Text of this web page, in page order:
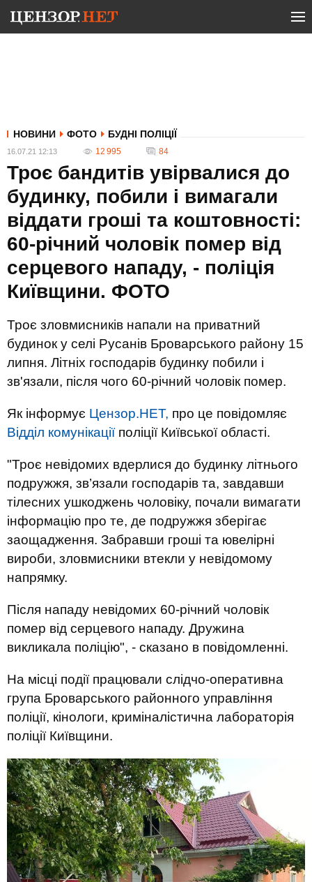
НОВИНИ ФОТО БУДНІ ПОЛІЦІЇ
16.07.21 12:13 12 995 84
Троє бандитів увірвалися до
будинку, побили і вимагали
віддати гроші та коштовності:
60-річний чоловік помер від
серцевого нападу, - поліція
Київщини. ФОТО
Троє зловмисників напали на приватний
будинок у селі Русанів Броварського району 15
липня. Літніх господарів будинку побили і
зв'язали, після чого 60-річний чоловік помер.
Як інформує Цензор.НЕТ, про це повідомляє
Відділ комунікаціїполіції Київської області.
"Троє невідомих вдерлися до будинку літнього
подружжя, зв’язали господарів та, завдавши
тілесних ушкоджень чоловіку, почали вимагати
інформацію про те, де подружжя зберігає
заощадження. Забравши гроші та ювелірні
вироби, зловмисники втекли у невідомому
напрямку.
Після нападу невідомих 60-річний чоловік
помер від серцевого нападу. Дружина
викликала поліцію", - сказано в повідомленні.
На місці події працювали слідчо-оперативна
група Броварського районного управління
поліції, кінологи, криміналістична лабораторія
поліції Київщини.